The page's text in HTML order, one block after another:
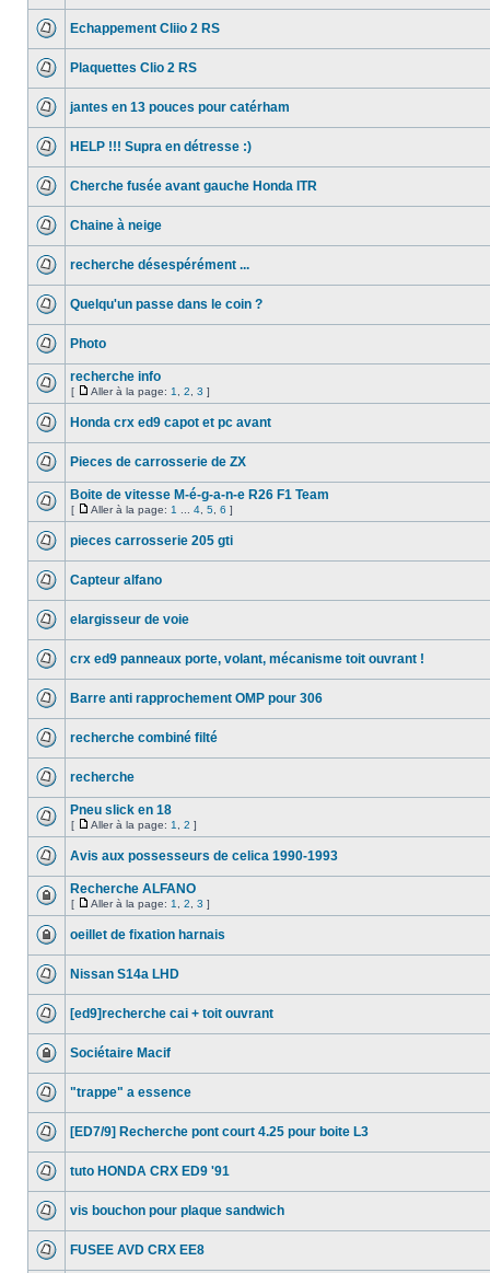
Echappement Cliio 2 RS
Plaquettes Clio 2 RS
jantes en 13 pouces pour catérham
HELP !!! Supra en détresse :)
Cherche fusée avant gauche Honda ITR
Chaine à neige
recherche désespérément ...
Quelqu'un passe dans le coin ?
Photo
recherche info
[ Aller à la page: 1 2 3 ]
Honda crx ed9 capot et pc avant
Pieces de carrosserie de ZX
Boite de vitesse M-é-g-a-n-e R26 F1 Team
[ Aller à la page: 1 4 5 6 ]
pieces carrosserie 205 gti
Capteur alfano
elargisseur de voie
crx ed9 panneaux porte, volant, mécanisme toit ouvrant !
Barre anti rapprochement OMP pour 306
recherche combiné filté
recherche
Pneu slick en 18
[ Aller à la page: 1 2 ]
Avis aux possesseurs de celica 1990-1993
Recherche ALFANO
[ Aller à la page: 1 2 3 ]
oeillet de fixation harnais
Nissan S14a LHD
[ed9]recherche cai + toit ouvrant
Sociétaire Macif
"trappe" a essence
[ED7/9] Recherche pont court 4.25 pour boite L3
tuto HONDA CRX ED9 '91
vis bouchon pour plaque sandwich
FUSEE AVD CRX EE8